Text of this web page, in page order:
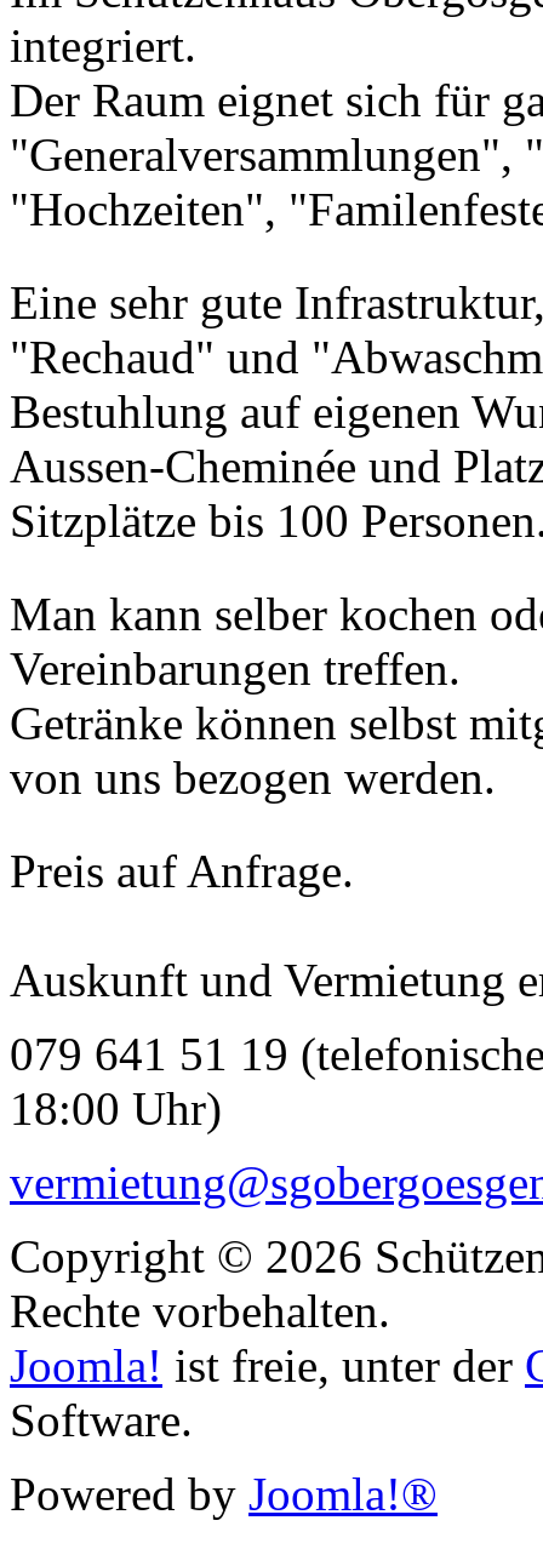
integriert.
Der Raum eignet sich für
"Generalversammlungen",
"Hochzeiten",
Eine sehr gute
"Rechaud" und
Bestuhlung auf eigenen
Aussen-Cheminée und
Sitzplätze bis 100
Man kann selber kochen
Vereinbarungen treffen.
Getränke können selbst
von uns bezogen werden.
Preis auf Anfrage.
Auskunft und Vermietung
079 641 51 19
18:00 Uhr)
Copyright © 2026
Rechte vorbehalten.
Joomla! ist freie, unter der
Software.
Powered by Joomla!®